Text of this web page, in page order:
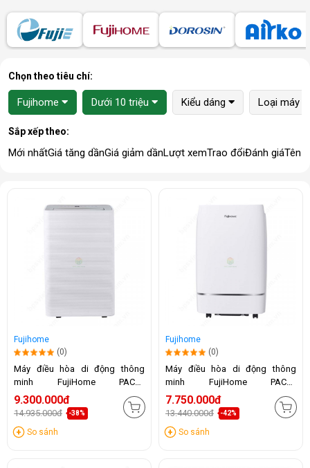
Chọn theo tiêu chí:
Fujihome Dưới 10 triệu Kiểu dáng Loại máy
Sắp xếp theo:
Mới nhấtGiá tăng dầnGiá giảm dầnLượt xemTrao đổiĐánh giáTên
Fujihome
(0)
Máy điều hòa di động thông
minh FujiHome PAC14
(14.000BTU)
9.300.000đ
14.935.000đ -38%
So sánh
Fujihome
(0)
Máy điều hòa di động thông
minh FujiHome PAC12
(12.000BTU)
7.750.000đ
13.440.000đ -42%
So sánh